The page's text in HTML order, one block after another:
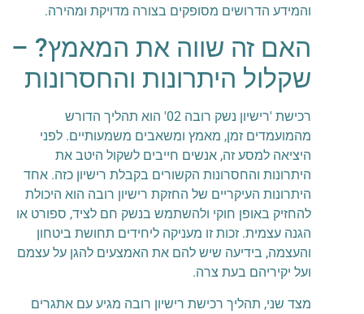
והמידע הדרושים מסופקים בצורה מדויקת ומהירה.
האם זה שווה את המאמץ? –
שקלול היתרונות והחסרונות
רכישת 'רישיון נשק רובה 02' הוא תהליך הדורש
מהמועמדים זמן, מאמץ ומשאבים משמעותיים. לפני
היציאה למסע זה, אנשים חייבים לשקול היטב את
היתרונות והחסרונות הקשורים בקבלת רישיון כזה. אחד
היתרונות העיקריים של החזקת רישיון רובה הוא היכולת
להחזיק באופן חוקי ולהשתמש בנשק חם לציד, ספורט או
הגנה עצמית. זכות זו מעניקה ליחידים תחושת ביטחון
והעצמה, בידיעה שיש להם את האמצעים להגן על עצמם
ועל יקיריהם בעת צרה.
מצד שני, תהליך רכישת רישיון רובה מגיע עם אתגרים